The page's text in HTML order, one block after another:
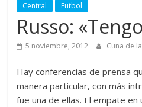
Central Futbol
Russo:
5 noviembre, 2012 Cuna de
Hay conferencias de prensa
manera particular, con más
fue una de ellas. El empate